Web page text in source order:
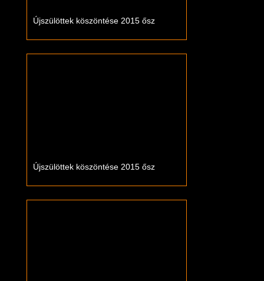
Újszülöttek köszöntése 2015 ősz
Újszülöttek köszöntése 2015 ősz